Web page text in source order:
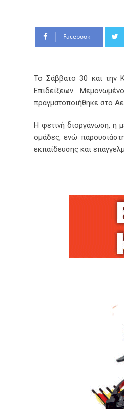
Facebook
Το Σάββατο 30 και την
Επιδείξεων
πραγματοποιήθηκε στο
Η φετινή διοργάνωση, η
ομάδες, ενώ
εκπαίδευσης και